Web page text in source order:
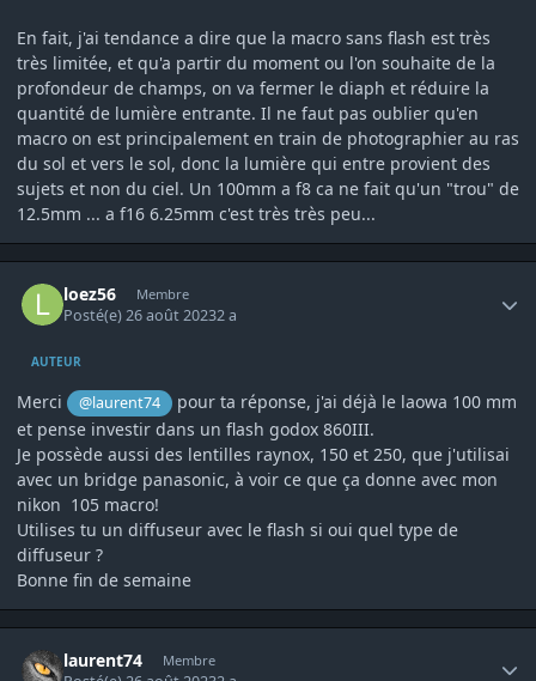
En fait, j'ai tendance a dire que la macro sans flash est très
très limitée, et qu'a partir du moment ou l'on souhaite de la
profondeur de champs, on va fermer le diaph et réduire la
quantité de lumière entrante. Il ne faut pas oublier qu'en
macro on est principalement en train de photographier au ras
du sol et vers le sol, donc la lumière qui entre provient des
sujets et non du ciel. Un 100mm a f8 ca ne fait qu'un "trou" de
12.5mm ... a f16 6.25mm c'est très très peu...
loez56 Membre
Posté(e)26 août 20232 a
AUTEUR
Merci @laurent74
pour ta réponse, j'ai déjà le laowa 100 mm
et pense investir dans un flash godox 860III.
Je possède aussi des lentilles raynox, 150 et 250, que j'utilisai
avec un bridge panasonic, à voir ce que ça donne avec mon
nikon 105 macro!
Utilises tu un diffuseur avec le flash si oui quel type de
diffuseur ?
Bonne fin de semaine
laurent74 Membre